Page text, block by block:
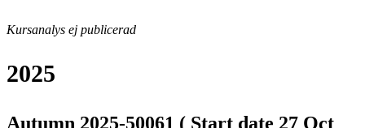
Kursanalys ej publicerad
2025
Autumn 2025-50061 ( Start date 27 Oct